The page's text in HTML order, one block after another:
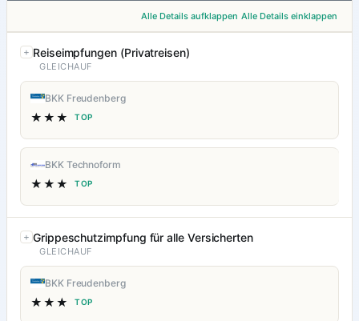
Alle Details aufklappen Alle Details einklappen
Reiseimpfungen (Privatreisen)
GLEICHAUF
BKK Freudenberg
★★★ TOP
BKK Technoform
★★★ TOP
Grippeschutzimpfung für alle Versicherten
GLEICHAUF
BKK Freudenberg
★★★ TOP